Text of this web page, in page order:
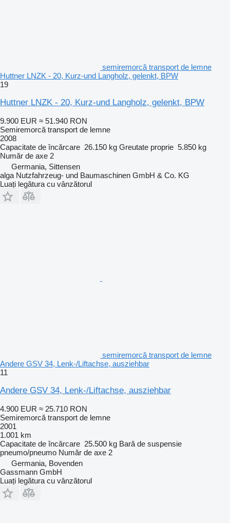
semiremorcă transport de lemne
Huttner LNZK - 20, Kurz-und Langholz, gelenkt, BPW
19
Huttner LNZK - 20, Kurz-und Langholz, gelenkt, BPW
9.900 EUR ≈ 51.940 RON
Semiremorcă transport de lemne
2008
Capacitate de încărcare 26.150 kg Greutate proprie 5.850 kg
Număr de axe 2
Germania, Sittensen
alga Nutzfahrzeug- und Baumaschinen GmbH & Co. KG
Luați legătura cu vânzătorul
semiremorcă transport de lemne
Andere GSV 34, Lenk-/Liftachse, ausziehbar
11
Andere GSV 34, Lenk-/Liftachse, ausziehbar
4.900 EUR ≈ 25.710 RON
Semiremorcă transport de lemne
2001
1.001 km
Capacitate de încărcare 25.500 kg Bară de suspensie
pneumo/pneumo Număr de axe 2
Germania, Bovenden
Gassmann GmbH
Luați legătura cu vânzătorul